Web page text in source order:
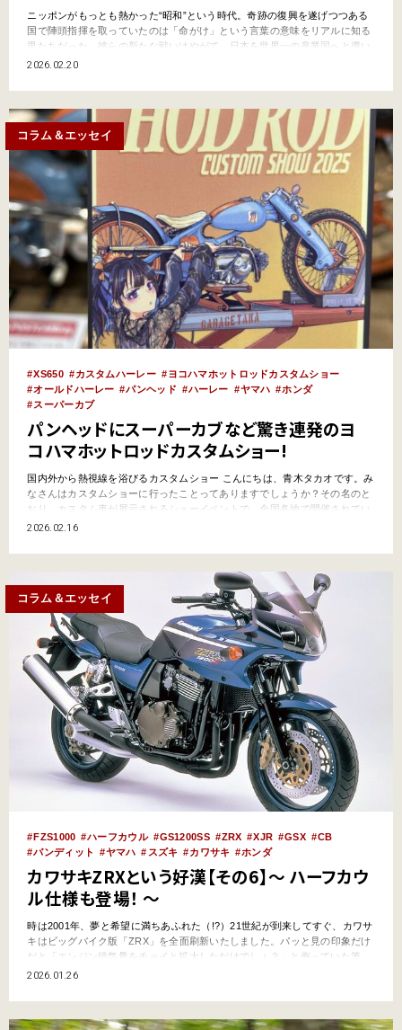
ニッポンがもっとも熱かった“昭和”という時代。奇跡の復興を遂げつつある
国で陣頭指揮を取っていたのは「命がけ」という言葉の意味をリアルに知る
男たちだった。彼らの新たな戦いはやがて、日本を世界一の産業国へと導い
ていく。その熱き魂が生み出した名機たちに、いま一度触れてみよう。この
ン編集部(中村友彦) ●写真:山内潤也／YM A…
2026.02.20
コラム＆エッセイ
XS650 カスタムハーレー
ヨコハマホットロッドカスタムショー
オールドハーレー
パンヘッド ハーレー ヤマハ
ホンダ
スーパーカブ
パンヘッドにスーパーカブなど驚き連発のヨ
コハマホットロッドカスタムショー!
国内外から熱視線を浴びるカスタムショー こんにちは、青木タカオです。み
なさんはカスタムショーに行ったことってありますでしょうか？その名のと
おり、カスタム車が展示されるショーイベントで、全国各地で開催されてい
ます。 なかでも国内最大級と言われているのが、1990年代から始まった
ムショー）』です。 主催するの…
2026.02.16
コラム＆エッセイ
FZS1000 ハーフカウル GS1200SS ZRX XJR GSX
CB
バンディット
ヤマハ スズキ カワサキ ホンダ
カワサキZRXという好漢【その6】～ ハーフカウ
ル仕様も登場！ ～
時は2001年、夢と希望に満ちあふれた（!?）21世紀が到来してすぐ、カワサ
キはビッグバイク版「ZRX」を全面刷新いたしました。パッと見の印象だけ
だと「エンジン排気量をチョイと拡大しただけでしょ？」と侮っていた筆
者。その内容を知るほどに震えが止まらなくなるほどの衝撃を受け……
好…
2026.01.26